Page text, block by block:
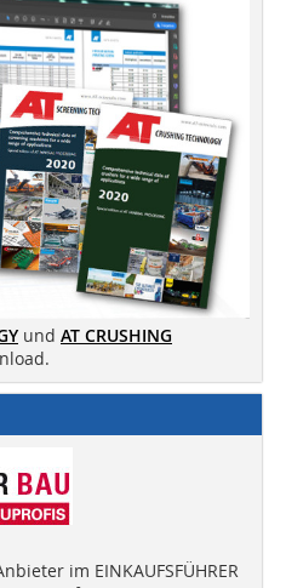
und AT CRUSHING
im EINKAUFSFÜHRER